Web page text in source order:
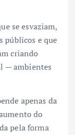
se esvaziam,
públicos e que
criando
— ambientes
apenas da
do
pela forma